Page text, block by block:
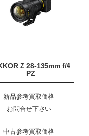
Z 28-135mm f/4
PZ
新品参考買取価格
お問合せ下さい
中古参考買取価格